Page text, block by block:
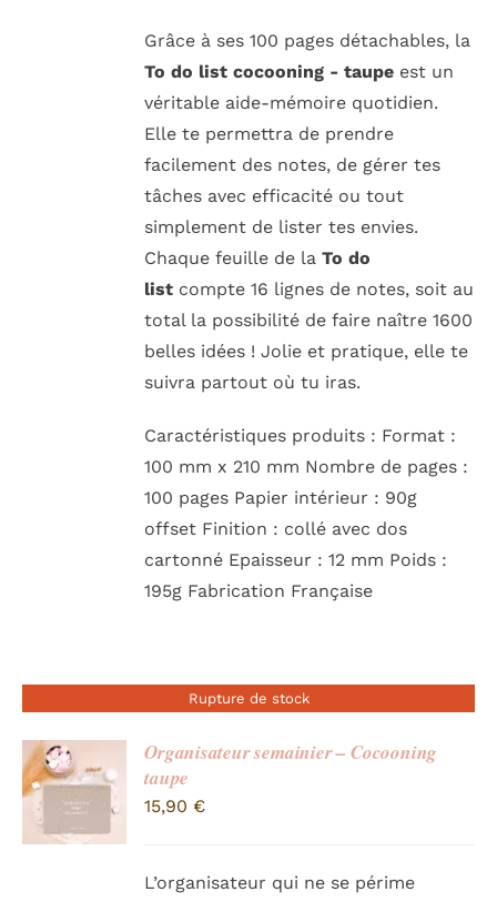
Grâce à ses 100 pages détachables, la
To do list cocooning - taupe est un
véritable aide-mémoire quotidien.
Elle te permettra de prendre
facilement des notes, de gérer tes
tâches avec efficacité ou tout
simplement de lister tes envies.
Chaque feuille de laTo do
list compte 16 lignes de notes, soit au
total la possibilité de faire naître 1600
belles idées ! Jolie et pratique, elle te
suivra partout où tu iras.
Caractéristiques produits : Format :
100 mm x 210 mm Nombre de pages :
100 pages Papier intérieur : 90g
offset Finition : collé avec dos
cartonné Epaisseur : 12 mm Poids :
195g Fabrication Française
Rupture de stock
Organisateur semainier – Cocooning
taupe
15,90 €
L’organisateur qui ne se périme